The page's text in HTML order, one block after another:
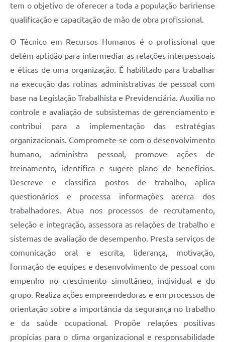
tem o objetivo de oferecer a toda a população baririense
qualificação e capacitação de mão de obra profissional.
O Técnico em Recursos Humanos é o profissional que
detém aptidão para intermediar as relações interpessoais
e éticas de uma organização. É habilitado para trabalhar
na execução das rotinas administrativas de pessoal com
base na Legislação Trabalhista e Previdenciária. Auxilia no
controle e avaliação de subsistemas de gerenciamento e
contribui para a implementação das estratégias
organizacionais. Compromete-se com o desenvolvimento
humano, administra pessoal, promove ações de
treinamento, identifica e sugere plano de benefícios.
Descreve e classifica postos de trabalho, aplica
questionários e processa informações acerca dos
trabalhadores. Atua nos processos de recrutamento,
seleção e integração, assessora as relações de trabalho e
sistemas de avaliação de desempenho. Presta serviços de
comunicação oral e escrita, liderança, motivação,
formação de equipes e desenvolvimento de pessoal com
empenho no crescimento simultâneo, individual e do
grupo. Realiza ações empreendedoras e em processos de
orientação sobre a importância da segurança no trabalho
e da saúde ocupacional. Propõe relações positivas
propícias para o clima organizacional e responsabilidade